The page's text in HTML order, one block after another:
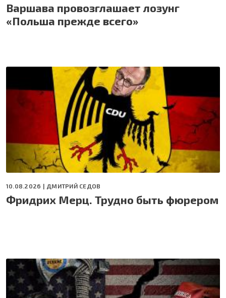
Варшава провозглашает лозунг
«Польша прежде всего»
10.08.2026 | ДМИТРИЙ СЕДОВ
Фридрих Мерц. Трудно быть фюрером